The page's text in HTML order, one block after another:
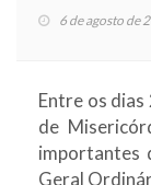
6 de agosto de
Entre os
de
importantes
Geral